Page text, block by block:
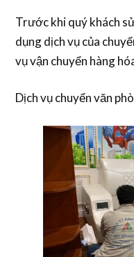
Trước khi quý khách
dụng dịch vụ của
vụ vận chuyển hàng
Dịch vụ chuyển văn